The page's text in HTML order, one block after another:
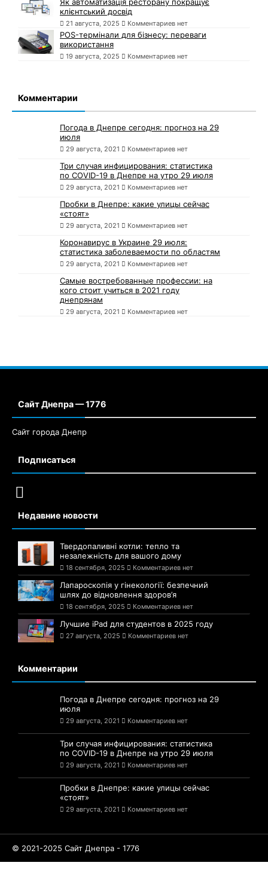
клієнтський досвід
21 августа, 2025 Комментариев нет
POS-термінали для бізнесу: переваги
використання
19 августа, 2025 Комментариев нет
Комментарии
Погода в Днепре сегодня: прогноз на 29
июля
29 августа, 2021 Комментариев нет
Три случая инфицирования: статистика
по COVID-19 в Днепре на утро 29 июля
29 августа, 2021 Комментариев нет
Пробки в Днепре: какие улицы сейчас
«стоят»
29 августа, 2021 Комментариев нет
Коронавирус в Украине 29 июля:
статистика заболеваемости по областям
29 августа, 2021 Комментариев нет
Самые востребованные профессии: на
кого стоит учиться в 2021 году
днепрянам
29 августа, 2021 Комментариев нет
Сайт Днепра — 1776
Сайт города Днепр
Подписаться
Недавние новости
Твердопаливні котли: тепло та
незалежність для вашого дому
18 сентября, 2025 Комментариев нет
Лапароскопія у гінекології: безпечний
шлях до відновлення здоров’я
18 сентября, 2025 Комментариев нет
Лучшие iPad для студентов в 2025 году
27 августа, 2025 Комментариев нет
Комментарии
Погода в Днепре сегодня: прогноз на 29
июля
29 августа, 2021 Комментариев нет
Три случая инфицирования: статистика
по COVID-19 в Днепре на утро 29 июля
29 августа, 2021 Комментариев нет
Пробки в Днепре: какие улицы сейчас
«стоят»
29 августа, 2021 Комментариев нет
© 2021-2025 Сайт Днепра - 1776